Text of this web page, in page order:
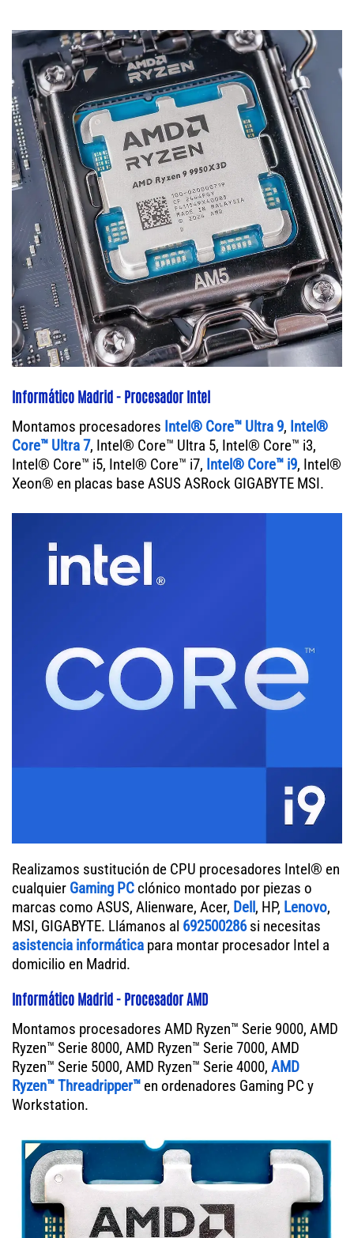
Informático Madrid - Procesador Intel
Montamos procesadores Intel® Core™ Ultra 9, Intel®
Core™ Ultra 7, Intel® Core™ Ultra 5, Intel® Core™ i3,
Intel® Core™ i5, Intel® Core™ i7, Intel® Core™ i9, Intel®
Xeon® en placas base ASUS ASRock GIGABYTE MSI.
Realizamos sustitución de CPU procesadores Intel® en
cualquier Gaming PC clónico montado por piezas o
marcas como ASUS, Alienware, Acer, Dell, HP, Lenovo,
MSI, GIGABYTE. Llámanos al 692500286si necesitas
asistencia informática para montar procesador Intel a
domicilio en Madrid.
Informático Madrid - Procesador AMD
Montamos procesadores AMD Ryzen™ Serie 9000, AMD
Ryzen™ Serie 8000, AMD Ryzen™ Serie 7000, AMD
Ryzen™ Serie 5000, AMD Ryzen™ Serie 4000, AMD
Ryzen™ Threadripper™ en ordenadores Gaming PC y
Workstation.